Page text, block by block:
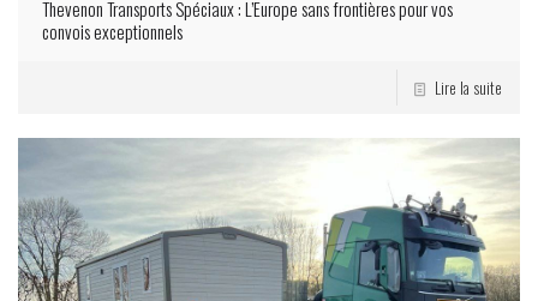
Thevenon Transports Spéciaux : L’Europe sans frontières pour vos
convois exceptionnels
Lire la suite